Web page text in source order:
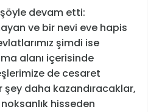
devam etti:
ve bir nevi eve hapis
şimdi ise
alanı içerisinde
de cesaret
daha kazandıracaklar,
hisseden